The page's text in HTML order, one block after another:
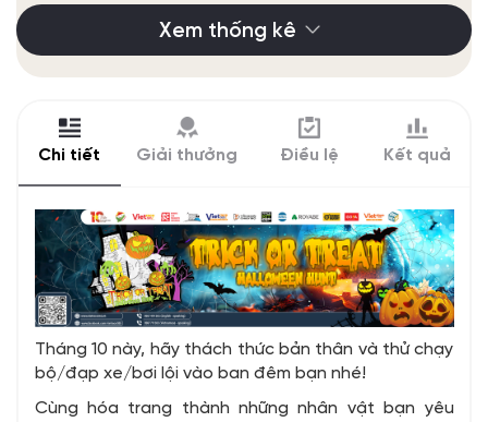
Xem thống kê
Chi tiết Giải thưởng Điều lệ Kết quả
Tháng 10 này, hãy thách thức bản thân và thử chạy
bộ/đạp xe/bơi lội vào ban đêm bạn nhé!
Cùng hóa trang thành những nhân vật bạn yêu